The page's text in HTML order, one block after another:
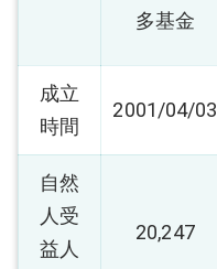
多基金
成立
時間
2001/04/03
自然
人受
益人
20,247